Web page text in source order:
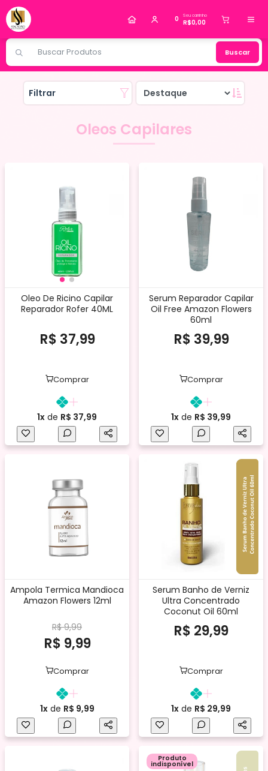
0 Seu carrinho
R$0,00
Buscar
Filtrar
Oleos Capilares
Oleo De Ricino Capilar
Reparador Rofer 40ML
R$ 37,99
Comprar
1x de R$ 37,99
Serum Reparador Capilar
Oil Free Amazon Flowers
60ml
R$ 39,99
Comprar
1x de R$ 39,99
Ampola Termica Mandioca
Amazon Flowers 12ml
R$ 9,99
R$ 9,99
Comprar
1xde R$ 9,99
Serum Banho de Verniz
Ultra Concentrado
Coconut Oil 60ml
R$ 29,99
Comprar
1x de R$ 29,99
Produto
indisponível
Esmalte em Gel Dafu 10ml